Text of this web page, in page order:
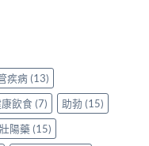
疾病 (13)
飲食 (7) 助勃 (15)
陽藥 (15)